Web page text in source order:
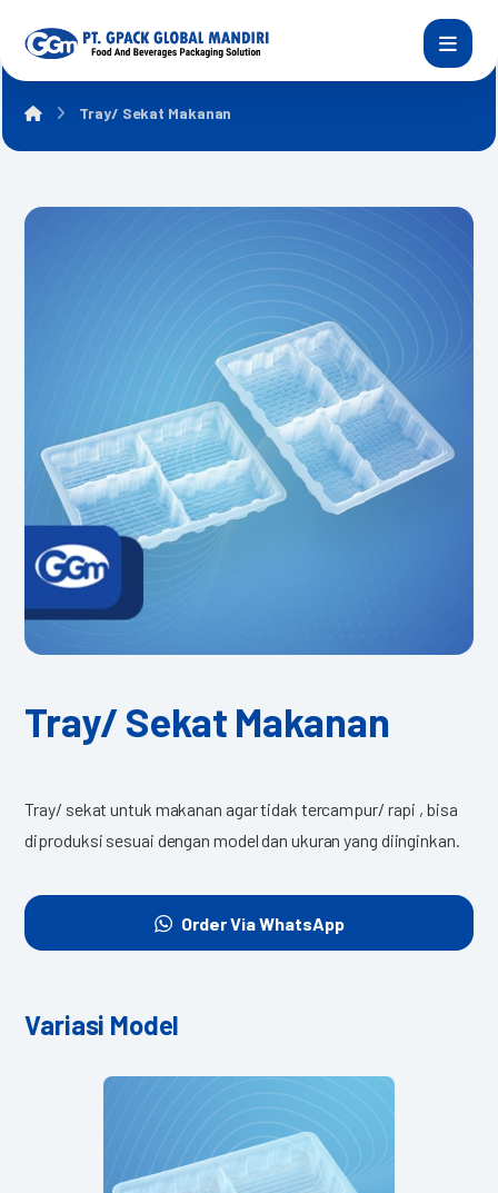
Tray/ Sekat Makanan
Tray/ Sekat Makanan
Tray/ sekat untuk makanan agar tidak tercampur/ rapi , bisa
diproduksi sesuai dengan model dan ukuran yang diinginkan.
Order Via WhatsApp
Variasi Model